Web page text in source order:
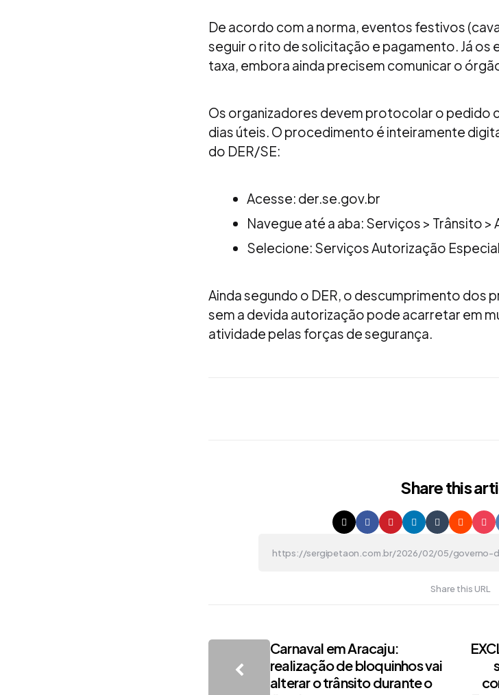
De acordo com a norma, eventos festivos
seguir o rito de solicitação e pagamento. Já
taxa, embora ainda precisem comunicar o
Os organizadores devem protocolar o pedido
dias úteis. O procedimento é inteiramente
do DER/SE:
Acesse: der.se.gov.br
Navegue até a aba: Serviços > Trânsito
Selecione: Serviços Autorização
Ainda segundo o DER, o descumprimento dos
sem a devida autorização pode acarretar em
atividade pelas forças de segurança.
Sharethis
Share this URL
navigation
Carnaval em Aracaju:
realização de bloquinhos vai
alterar o trânsito durante o